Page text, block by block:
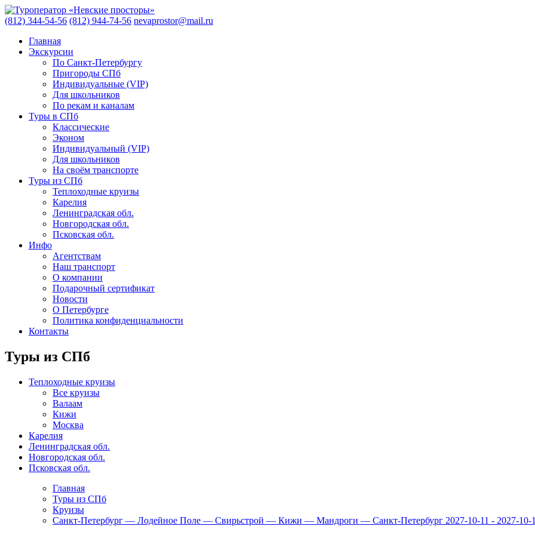
(812) 344-54-56 (812) 944-74-56 nevaprostor@mail.ru
Главная
Экскурсии
По Санкт-Петербургу
Пригороды СПб
Индивидуальные (VIP)
Для школьников
По рекам и каналам
Туры в СПб
Классические
Эконом
Индивидуальный (VIP)
Для школьников
На своём транспорте
Туры из СПб
Теплоходные круизы
Карелия
Ленинградская обл.
Новгородская обл.
Псковская обл.
Инфо
Агентствам
Наш транспорт
О компании
Подарочный сертификат
Новости
О Петербурге
Политика конфиденциальности
Контакты
Туры из СПб
Теплоходные круизы
Все круизы
Валаам
Кижи
Москва
Карелия
Ленинградская обл.
Новгородская обл.
Псковская обл.
Главная
Туры из СПб
Круизы
Санкт-Петербург — Лодейное Поле — Свирьстрой — Кижи — Мандроги — Санкт-Петербург 2027-10-11 - 2027-10-